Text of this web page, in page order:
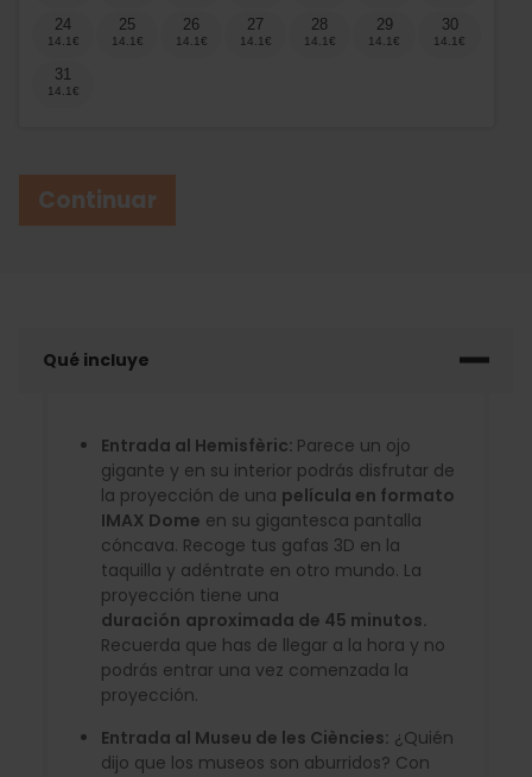
24 25 26 27 28 29 30
31
Continuar
Qué incluye
Entrada al Hemisfèric: Parece un ojo
gigante y en su interior podrás disfrutar de
la proyección de una película en formato
IMAX Dome en su gigantesca pantalla
cóncava. Recoge tus gafas 3D en la
taquilla y adéntrate en otro mundo. La
proyección tiene una
duración aproximada de 45 minutos.
Recuerda que has de llegar a la hora y no
podrás entrar una vez comenzada la
proyección.
Entrada al Museu de les Ciències: ¿Quién
dijo que los museos son aburridos? Con